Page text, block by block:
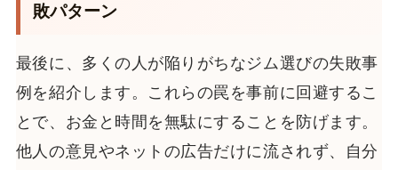
敗パターン
最後に、多くの人が陥りがちなジム選びの失敗事
例を紹介します。これらの罠を事前に回避するこ
とで、お金と時間を無駄にすることを防げます。
他人の意見やネットの広告だけに流されず、自分